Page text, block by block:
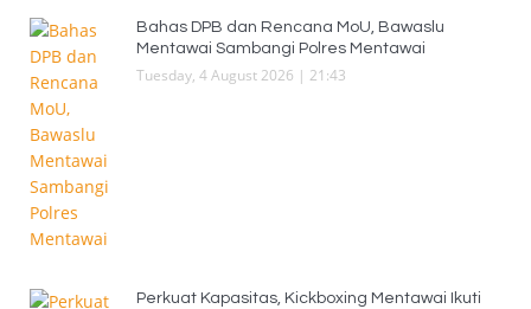
Bahas DPB dan Rencana MoU, Bawaslu
Mentawai Sambangi Polres Mentawai
Tuesday, 4 August 2026 | 21:43
Perkuat Kapasitas, Kickboxing Mentawai Ikuti